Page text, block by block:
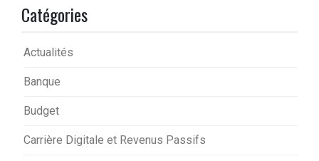
Catégories
Actualités
Banque
Budget
Carrière Digitale et Revenus Passifs